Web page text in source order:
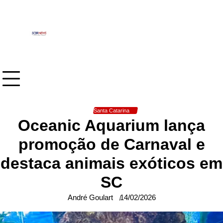
Santa Catarina
Oceanic Aquarium lança
promoção de Carnaval e
destaca animais exóticos em
SC
André Goulart 14/02/2026